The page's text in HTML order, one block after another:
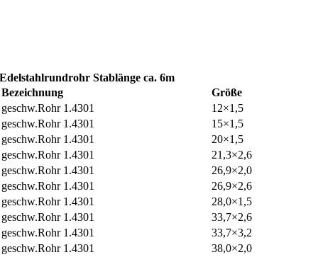
Edelstahlrundrohr Stablänge ca. 6m
Bezeichnung
Größe
geschw.Rohr 1.4301
12×1,5
geschw.Rohr 1.4301
15×1,5
geschw.Rohr 1.4301
20×1,5
geschw.Rohr 1.4301
21,3×2,6
geschw.Rohr 1.4301
26,9×2,0
geschw.Rohr 1.4301
26,9×2,6
geschw.Rohr 1.4301
28,0×1,5
geschw.Rohr 1.4301
33,7×2,6
geschw.Rohr 1.4301
33,7×3,2
geschw.Rohr 1.4301
38,0×2,0